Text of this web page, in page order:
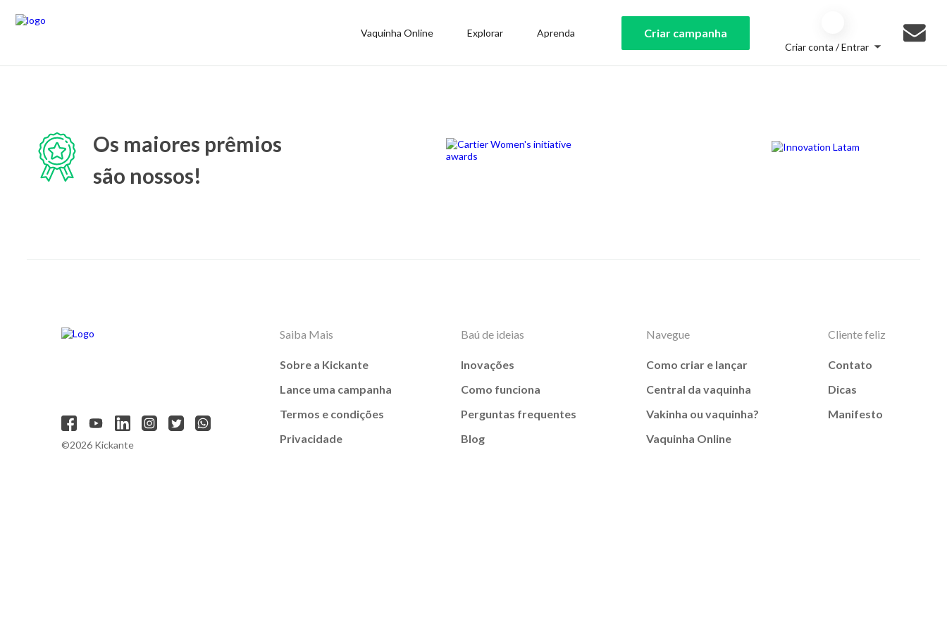
Vaquinha Online Explorar Aprenda Criar campanha
Criar conta / Entrar
Os maiores prêmios
são nossos!
©2026 Kickante
Saiba Mais
Sobre a Kickante
Lance uma campanha
Termos e condições
Privacidade
Baú de ideias
Inovações
Como funciona
Perguntas frequentes
Blog
Navegue
Como criar e lançar
Central da vaquinha
Vakinha ou vaquinha?
Vaquinha Online
Cliente feliz
Contato
Dicas
Manifesto